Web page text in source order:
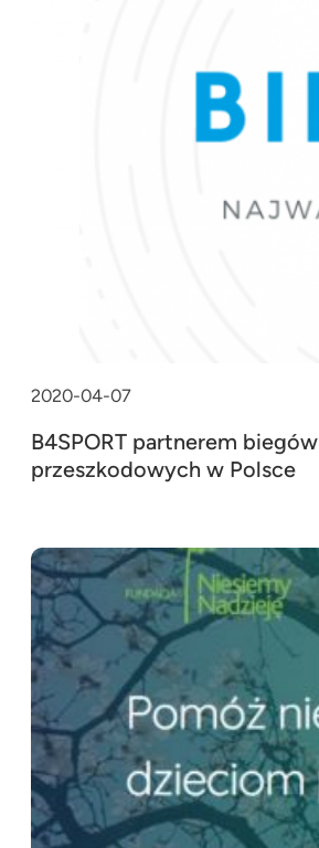
2020-04-07
B4SPORT partnerem biegów
przeszkodowych w Polsce